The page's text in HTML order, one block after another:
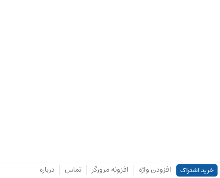
خرید اشتراک افزودن واژه افزونه مرورگر تماس درباره